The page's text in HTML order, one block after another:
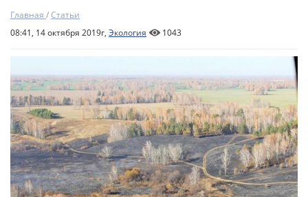
Главная /Статьи
08:41, 14 октября 2019г, Экология 1043